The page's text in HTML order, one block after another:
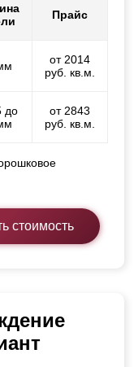
Прайс
от 2014
руб. кв.м.
до
от 2843
руб. кв.м.
стоимость